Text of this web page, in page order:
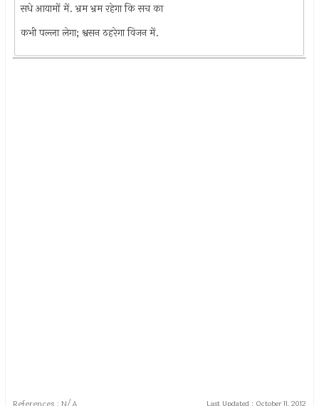
सधे आयामों में. भ्रम भ्रम रहेगा कि सच का
कभी पल्ला लेगा; श्वसन ठहरेगा विजन में.